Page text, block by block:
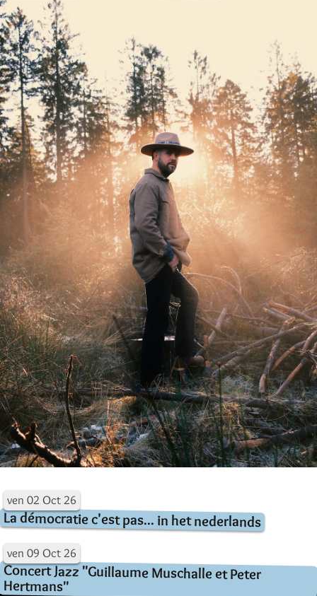
ven 02 Oct 26
La démocratie c'est pas... in het nederlands
ven 09 Oct 26
Concert Jazz "Guillaume Muschalle et Peter
Hertmans"